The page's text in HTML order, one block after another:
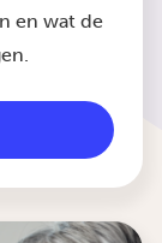
en wat de